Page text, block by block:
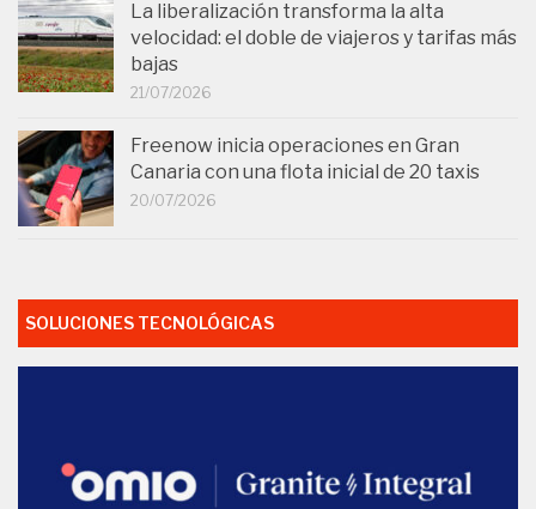
La liberalización transforma la alta
velocidad: el doble de viajeros y tarifas más
bajas
21/07/2026
Freenow inicia operaciones en Gran
Canaria con una flota inicial de 20 taxis
20/07/2026
SOLUCIONES TECNOLÓGICAS